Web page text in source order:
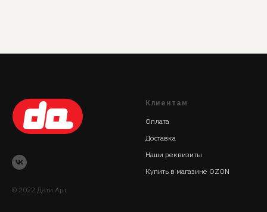
© 2022 Дети Арт
Клиентам
Оплата
Доставка
Наши реквизиты
Купить в магазине OZON